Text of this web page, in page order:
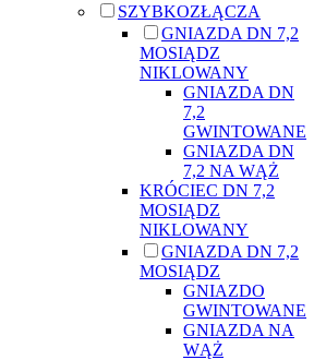
SZYBKOZŁĄCZA
GNIAZDA DN 7,2
MOSIĄDZ
NIKLOWANY
GNIAZDA DN
7,2
GWINTOWANE
GNIAZDA DN
7,2 NA WĄŻ
KRÓCIEC DN 7,2
MOSIĄDZ
NIKLOWANY
GNIAZDA DN 7,2
MOSIĄDZ
GNIAZDO
GWINTOWANE
GNIAZDA NA
WĄŻ